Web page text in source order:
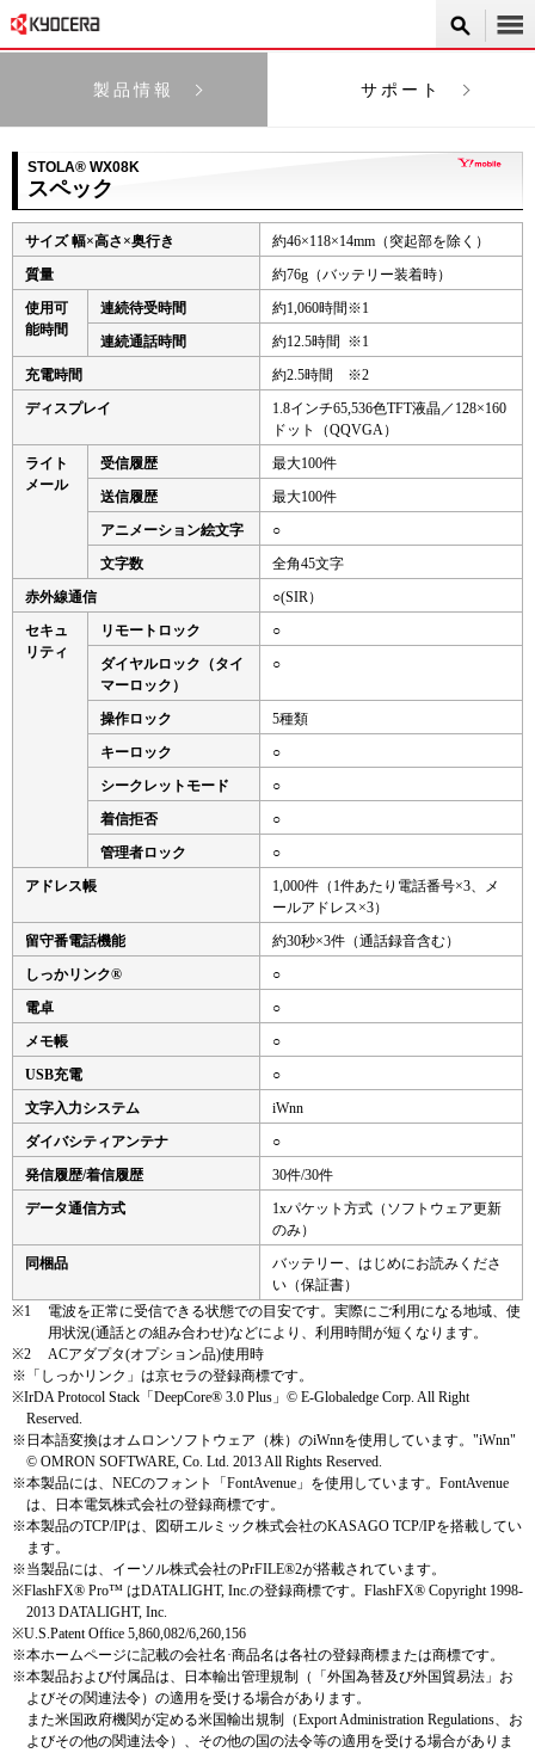
製品情報 サポート
STOLA® WX08K
スペック
サイズ 幅×高さ×奥行き
約46×118×14mm（突起部を除く）
質量
約76g（バッテリー装着時）
使用可
能時間
連続待受時間
約1,060時間※1
連続通話時間
約12.5時間 ※1
充電時間
約2.5時間 ※2
ディスプレイ
1.8インチ65,536色TFT液晶／128×160
ドット（QQVGA）
ライト
メール
受信履歴
最大100件
送信履歴
最大100件
アニメーション絵文字
○
文字数
全角45文字
赤外線通信
○(SIR）
セキュ
リティ
リモートロック
○
ダイヤルロック（タイ
マーロック）
○
操作ロック
5種類
キーロック
○
シークレットモード
○
着信拒否
○
管理者ロック
○
アドレス帳
1,000件（1件あたり電話番号×3、メ
ールアドレス×3）
留守番電話機能
約30秒×3件（通話録音含む）
しっかリンク®
○
電卓
○
メモ帳
○
USB充電
○
文字入力システム
iWnn
ダイバシティアンテナ
○
発信履歴/着信履歴
30件/30件
データ通信方式
1xパケット方式（ソフトウェア更新
のみ）
同梱品
バッテリー、はじめにお読みくださ
い（保証書）
※1
電波を正常に受信できる状態での目安です。実際にご利用になる地域、使
用状況(通話との組み合わせ)などにより、利用時間が短くなります。
※2
ACアダプタ(オプション品)使用時
※ 「しっかリンク」は京セラの登録商標です。
※IrDA Protocol Stack「DeepCore® 3.0 Plus」© E-Globaledge Corp. All Right
Reserved.
※ 日本語変換はオムロンソフトウェア（株）のiWnnを使用しています。"iWnn"
© OMRON SOFTWARE, Co. Ltd. 2013 All Rights Reserved.
※本製品には、NECのフォント「FontAvenue」を使用しています。FontAvenue
は、日本電気株式会社の登録商標です。
※本製品のTCP/IPは、図研エルミック株式会社のKASAGO TCP/IPを搭載してい
ます。
※当製品には、イーソル株式会社のPrFILE®2が搭載されています。
※FlashFX® Pro™ はDATALIGHT, Inc.の登録商標です。FlashFX® Copyright 1998-
2013 DATALIGHT, Inc.
※U.S.Patent Office 5,860,082/6,260,156
※本ホームページに記載の会社名·商品名は各社の登録商標または商標です。
※本製品および付属品は、日本輸出管理規制（「外国為替及び外国貿易法」お
よびその関連法令）の適用を受ける場合があります。
また米国政府機関が定める米国輸出規制（Export Administration Regulations、お
よびその他の関連法令）、その他の国の法令等の適用を受ける場合がありま